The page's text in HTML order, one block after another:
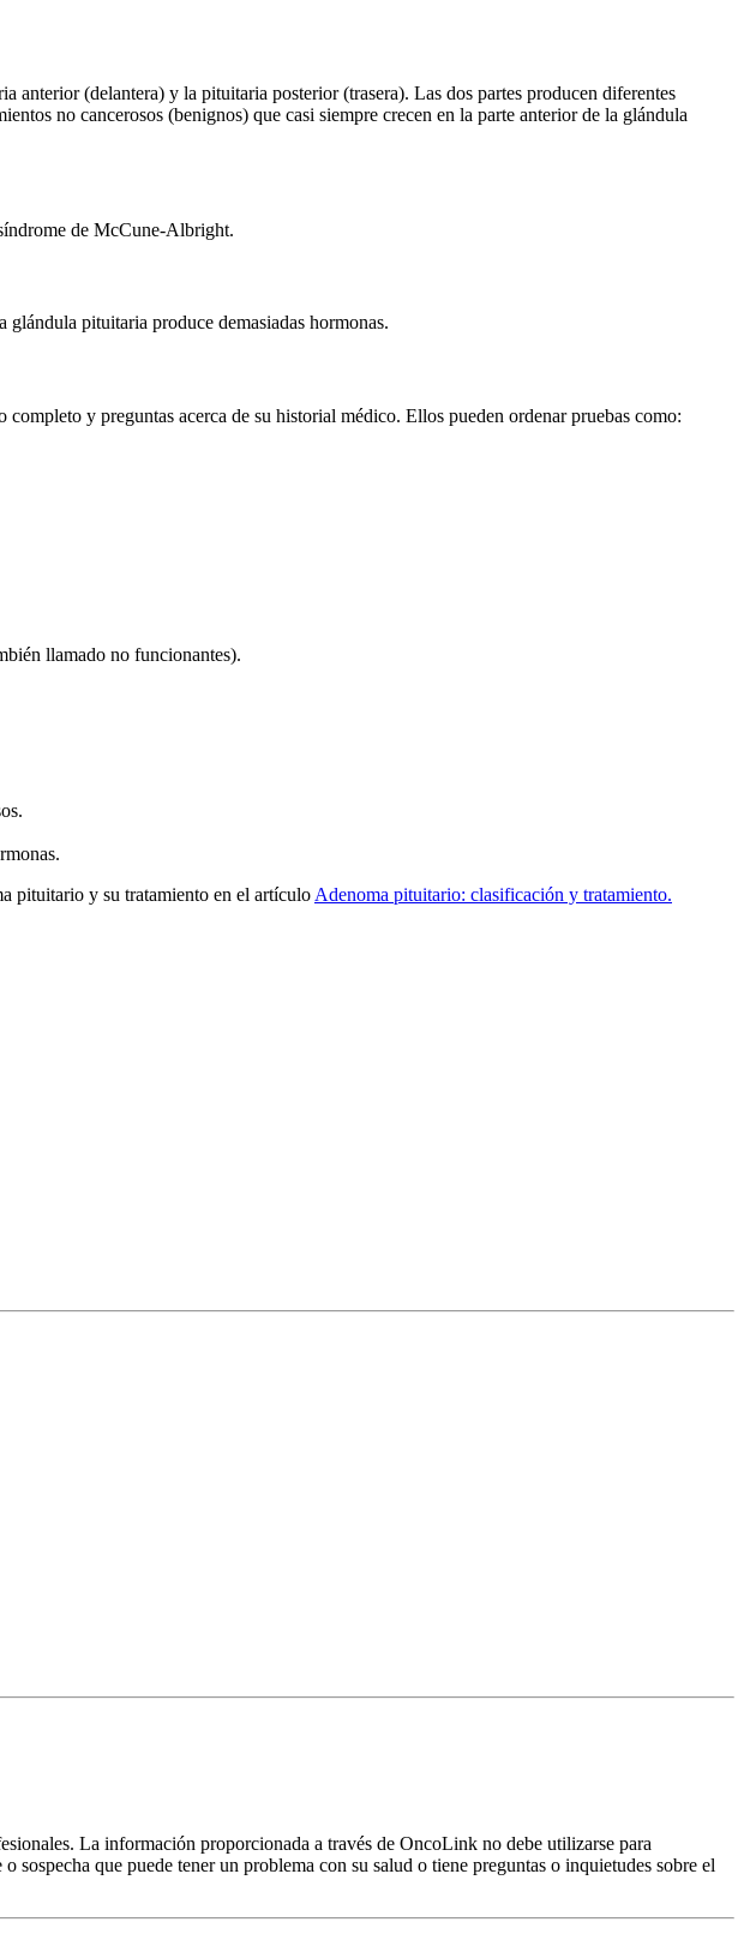
anterior (delantera) y la pituitaria posterior (trasera). Las dos partes producen diferentes
no cancerosos (benignos) que casi siempre crecen en la parte anterior de la glándula
de McCune-Albright.
glándula pituitaria produce demasiadas hormonas.
y preguntas acerca de su historial médico. Ellos pueden ordenar pruebas como:
llamado no funcionantes).
pituitario y su tratamiento en el artículo Adenoma pituitario: clasificación y tratamiento.
La información proporcionada a través de OncoLink no debe utilizarse para
que puede tener un problema con su salud o tiene preguntas o inquietudes sobre el